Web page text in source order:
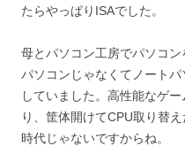
たらやっぱりISAでした。
母とパソコン工房でパソコ
パソコンじゃなくてノート
していました。高性能なゲ
り、筐体開けてCPU取り替
時代じゃないですからね。